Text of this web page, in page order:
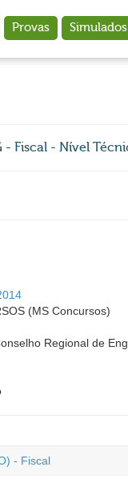
Provas
- Fiscal - Nível
(MS Concursos)
Regional de
- Fiscal